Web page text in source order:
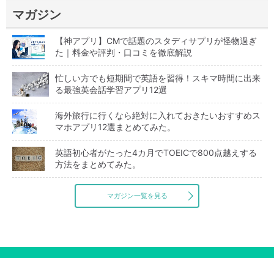
マガジン
【神アプリ】CMで話題のスタディサプリが怪物過ぎ
た｜料金や評判・口コミを徹底解説
忙しい方でも短期間で英語を習得！スキマ時間に出来
る最強英会話学習アプリ12選
海外旅行に行くなら絶対に入れておきたいおすすめス
マホアプリ12選まとめてみた。
英語初心者がたった4カ月でTOEICで800点越えする
方法をまとめてみた。
マガジン一覧を見る